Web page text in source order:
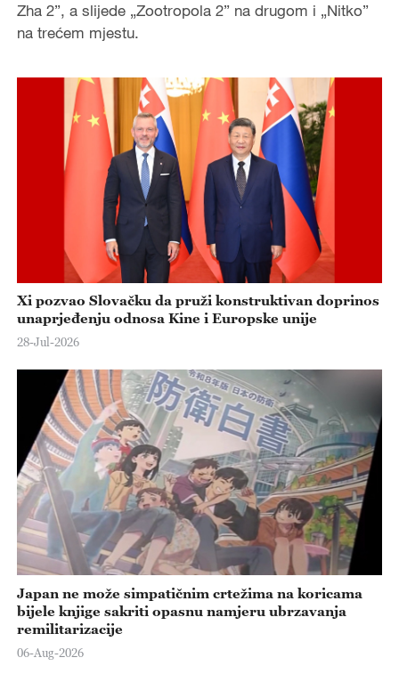
Zha 2”, a slijede „Zootropola 2” na drugom i „Nitko”
na trećem mjestu.
Xi pozvao Slovačku da pruži konstruktivan doprinos
unaprjeđenju odnosa Kine i Europske unije
28-Jul-2026
Japan ne može simpatičnim crtežima na koricama
bijele knjige sakriti opasnu namjeru ubrzavanja
remilitarizacije
06-Aug-2026